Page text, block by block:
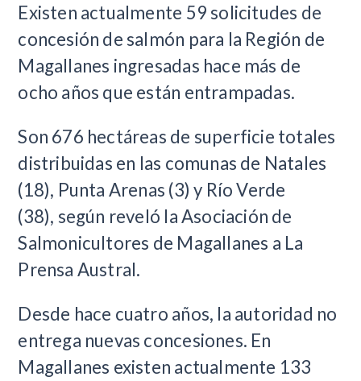
Existen actualmente 59 solicitudes de
concesión de salmón para la Región de
Magallanes ingresadas hace más de
ocho años que están entrampadas.
Son 676 hectáreas de superficie totales
distribuidas en las comunas de Natales
(18), Punta Arenas (3) y Río Verde
(38), según reveló la Asociación de
Salmonicultores de Magallanes a La
Prensa Austral.
Desde hace cuatro años, la autoridad no
entrega nuevas concesiones. En
Magallanes existen actualmente 133